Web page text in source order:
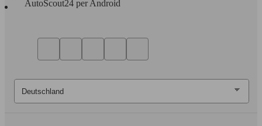
AutoScout24 per Android